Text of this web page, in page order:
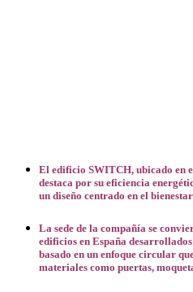
El edificio SWITCH, ubicado en
destaca por su eficiencia
un diseño centrado en el
La sede de la compañía se
edificios en España
basado en un enfoque circular
materiales como puertas,